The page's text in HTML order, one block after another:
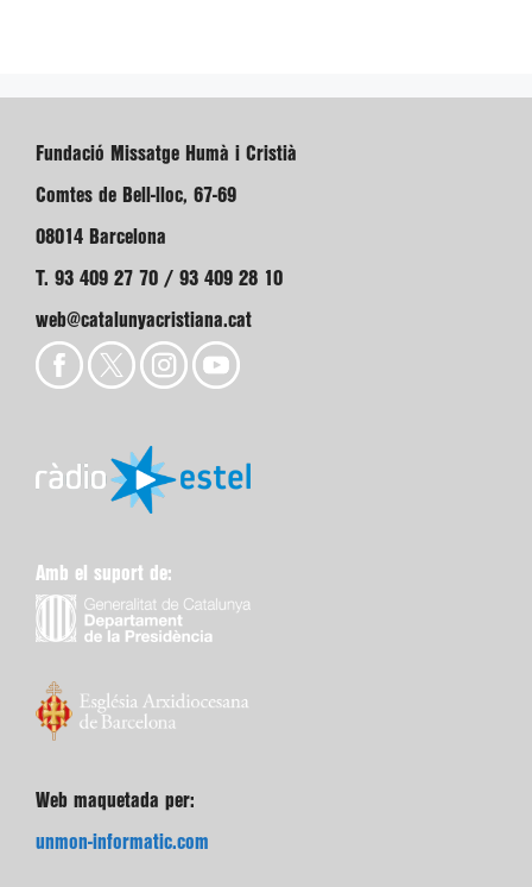
Fundació Missatge Humà i Cristià
Comtes de Bell-lloc, 67-69
08014 Barcelona
T. 93 409 27 70 / 93 409 28 10
web@catalunyacristiana.cat
Amb el suport de:
Web maquetada per:
unmon-informatic.com